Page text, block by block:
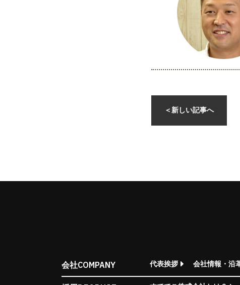
Retail business
Private brand products
Seeking new supplier
批发的
＜ 新しい記事へ
会社COMPANY 代表挨拶 会社情報・沿